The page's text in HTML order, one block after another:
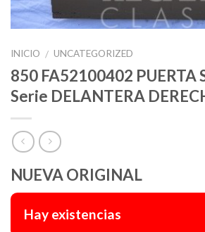
INICIO / UNCATEGORIZED
850 FA52100402 PUERTA
Serie DELANTERA
NUEVA ORIGINAL
Hay existencias